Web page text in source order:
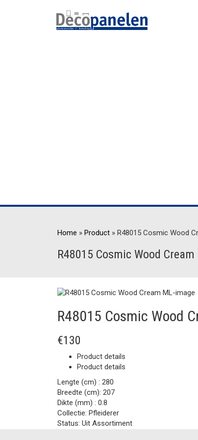
Home » Product » R48015 Cosmic Wood
R48015 Cosmic Wood Cream
R48015 Cosmic Wood
€130
Product details
Product details
Lengte (cm) : 280
Breedte (cm): 207
Dikte (mm) : 0.8
Collectie: Pfleiderer
Status: Uit Assortiment